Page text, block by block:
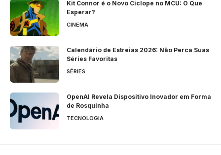
Kit Connor é o Novo Ciclope no MCU: O Que
Esperar?
CINEMA
Calendário de Estreias 2026: Não Perca Suas
Séries Favoritas
SÉRIES
OpenAI Revela Dispositivo Inovador em Forma
de Rosquinha
TECNOLOGIA